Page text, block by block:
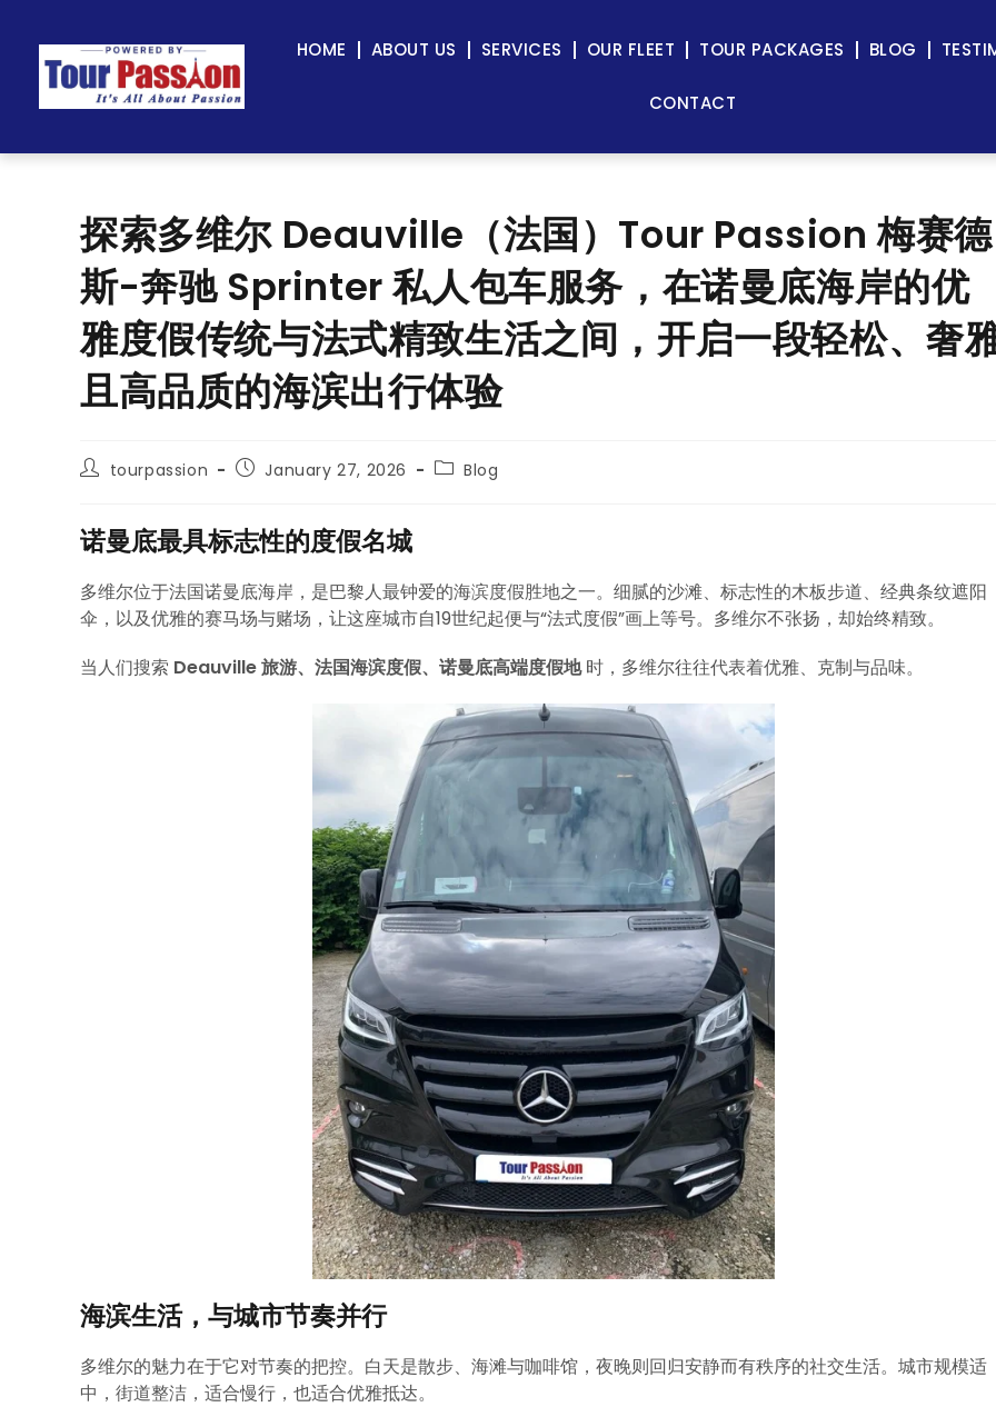
HOME ABOUT US SERVICES OUR FLEET TOUR PACKAGES BLOG
CONTACT
探索多维尔 Deauville（法国）Tour Passion 梅赛德
斯-奔驰 Sprinter 私人包车服务，在诺曼底海岸的优
雅度假传统与法式精致生活之间，开启一段轻松、奢
且高品质的海滨出行体验
tourpassion January 27, 2026 Blog
诺曼底最具标志性的度假名城
多维尔位于法国诺曼底海岸，是巴黎人最钟爱的海滨度假胜地之一。细腻的沙滩、标志性的木板步道、经典条纹遮阳
伞，以及优雅的赛马场与赌场，让这座城市自19世纪起便与“法式度假”画上等号。多维尔不张扬，却始终精致。
当人们搜索 Deauville 旅游、法国海滨度假、诺曼底高端度假地时，多维尔往往代表着优雅、克制与品味。
海滨生活，与城市节奏并行
多维尔的魅力在于它对节奏的把控。白天是散步、海滩与咖啡馆，夜晚则回归安静而有秩序的社交生活。城市规模适
中，街道整洁，适合慢行，也适合优雅抵达。